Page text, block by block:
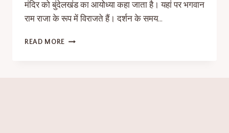
मंदिर को बुंदेलखंड का आयोध्या कहा जाता है। यहां पर भगवान
राम राजा के रूप में विराजते हैं। दर्शन के समय…
READ MORE